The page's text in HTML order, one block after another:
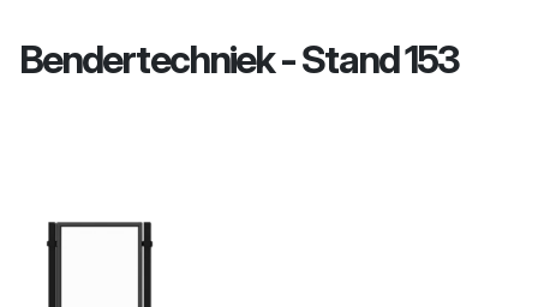
Bendertechniek - Stand 153